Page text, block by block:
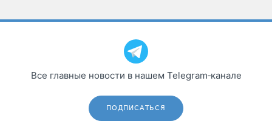
Все главные новости в нашем Telegram‑канале
ПОДПИСАТЬСЯ